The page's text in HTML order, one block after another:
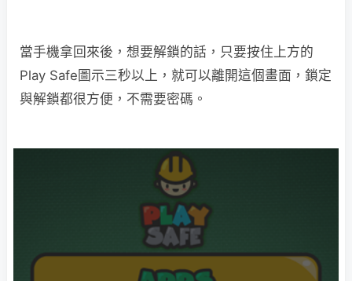
當手機拿回來後，想要解鎖的話，只要按住上方的
Play Safe圖示三秒以上，就可以離開這個畫面，鎖定
與解鎖都很方便，不需要密碼。